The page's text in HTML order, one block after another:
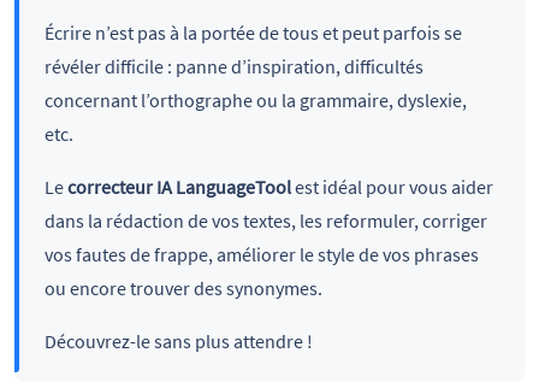
Écrire n’est pas à la portée de tous et peut parfois se
révéler difficile : panne d’inspiration, difficultés
concernant l’orthographe ou la grammaire, dyslexie,
etc.
Lecorrecteur IA LanguageToolest idéal pour vous aider
dans la rédaction de vos textes, les reformuler, corriger
vos fautes de frappe, améliorer le style de vos phrases
ou encore trouver des synonymes.
Découvrez-le sans plus attendre !